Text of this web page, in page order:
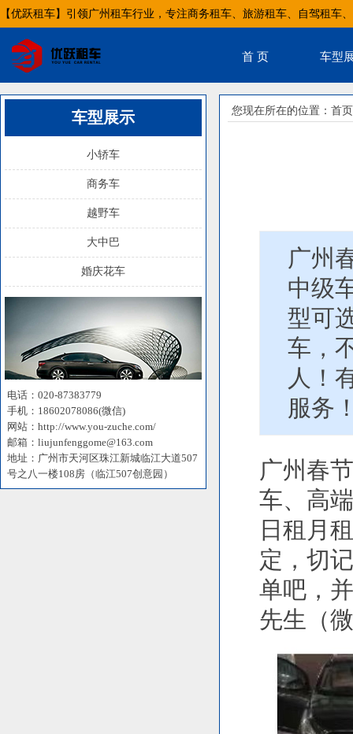
【优跃租车】引领广州租车行业，专注商务租车、旅游租车、自驾租车
首 页 车型
车型展示
小轿车
商务车
越野车
大中巴
婚庆花车
电话：020-87383779
手机：18602078086(微信)
网站：http://www.you-zuche.com/
邮箱：liujunfenggome@163.com
地址：广州市天河区珠江新城临江大道507
号之八一楼108房（临江507创意园）
您现在所在的位置： 首页
广州
中级
型可
车，
人！
服务
广州春
车、高
日租月
定，切
单吧，
先生（